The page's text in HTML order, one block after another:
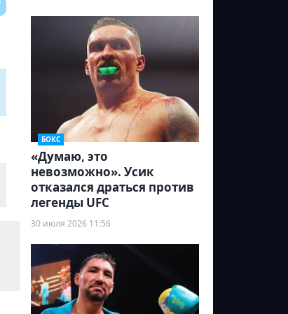
БОКС
«Думаю, это
невозможно». Усик
отказался драться против
легенды UFC
30 июля 2026 11:56